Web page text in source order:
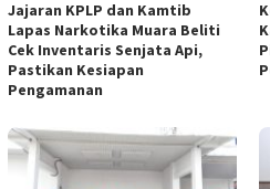
Jajaran KPLP dan Kamtib
Lapas Narkotika Muara Beliti
Cek Inventaris Senjata Api,
Pastikan Kesiapan
Pengamanan